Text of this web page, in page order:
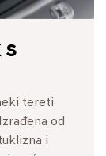
s
tereti
od
i
visoki
tereta,
–
i
s